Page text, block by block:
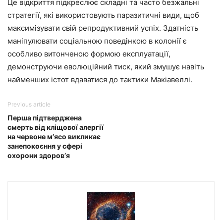
Це відкриття підкреслює складні та часто безжальні
стратегії, які використовують паразитичні види, щоб
максимізувати свій репродуктивний успіх. Здатність
маніпулювати соціальною поведінкою в колонії є
особливо витонченою формою експлуатації,
демонструючи еволюційний тиск, який змушує навіть
найменших істот вдаватися до тактики Макіавеллі.
Previous article
Перша підтверджена
смерть від кліщової алергії
на червоне м’ясо викликає
занепокоєння у сфері
охорони здоров’я